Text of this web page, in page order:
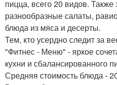
пицца, всего 20 видов.
разнообразные салаты,
блюда из мяса и десерты.
Тем, кто усердно следит за
"Фитнес - Меню" - яркое
кухни и сбалансированного
Средняя стоимость блюда -